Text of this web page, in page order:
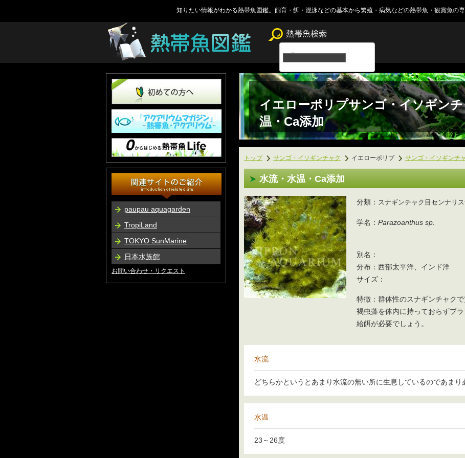
知りたい情報がわかる熱帯魚図鑑。飼育・餌・混泳などの基本から繁殖・病気などの熱帯魚・観賞魚の
イエローポリプサンゴ・イソギン
温・Ca添加
トップ サンゴ・イソギンチャク イエローポリプ サンゴ・イソギンチ
水流・水温・Ca添加
分類： スナギンチャク目センナリ
学名： Parazoanthus sp.
別名：
分布：西部太平洋、インド洋
サイズ：
特徴： 群体性のスナギンチャク
褐虫藻を体内に持っておらずプ
給餌が必要でしょう。
水流
どちらかというとあまり水流の無い所に生息しているのであまり
水温
23～26度
paupau aquagarden
TropiLand
TOKYO SunMarine
日本水族館
お問い合わせ・リクエスト